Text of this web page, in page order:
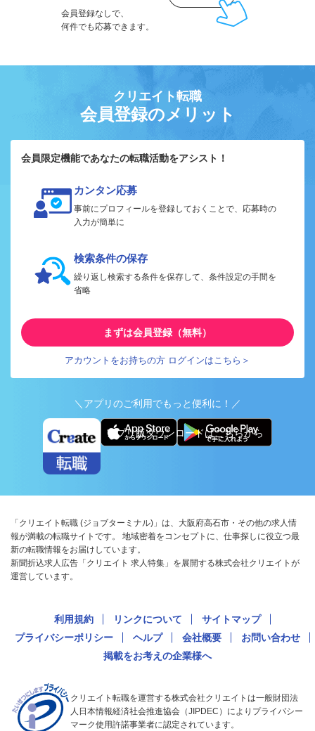
会員登録なしで、
何件でも応募できます。
クリエイト転職
会員登録のメリット
会員限定機能であなたの転職活動をアシスト！
カンタン応募
事前にプロフィールを登録しておくことで、応募時の
入力が簡単に
検索条件の保存
繰り返し検索する条件を保存して、条件設定の手間を
省略
まずは会員登録（無料）
アカウントをお持ちの方 ログインはこちら＞
＼アプリのご利用でもっと便利に！／
アプリ版ダウンロードはこちらから
「クリエイト転職 (ジョブターミナル)」は、大阪府高石市・その他の求人情
報が満載の転職サイトです。 地域密着をコンセプトに、仕事探しに役立つ最
新の転職情報をお届けしています。
新聞折込求人広告「クリエイト 求人特集」を展開する株式会社クリエイトが
運営しています。
利用規約 リンクについて
サイトマップ
プライバシーポリシー
ヘルプ 会社概要
お問い合わせ
掲載をお考えの企業様へ
クリエイト転職を運営する株式会社クリエイトは一般財団法
人日本情報経済社会推進協会（JIPDEC）によりプライバシー
マーク使用許諾事業者に認定されています。